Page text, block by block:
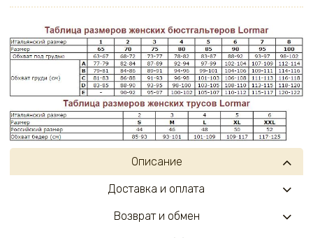
Описание
Доставка и оплата
Возврат и обмен